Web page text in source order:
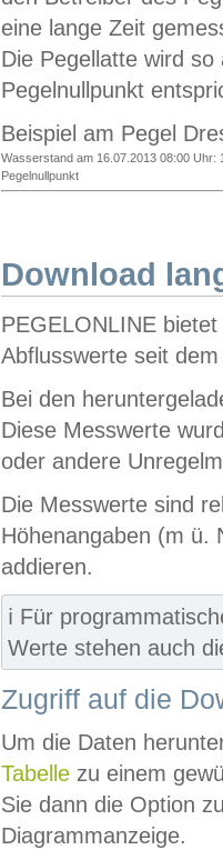
eine lange Zeit
Die Pegellatte wird
Pegelnullpunkt
Beispiel am Pegel
Wasserstand am 16.07.2013 08:00 Uhr:
Pegelnullpunkt
Download
PEGELONLINE
Abflusswerte seit
Bei den
Diese Messwerte
oder andere
Die Messwerte sind
Höhenangaben (m ü.
addieren.
ℹ️ Für
Werte stehen auch
Zugriff auf die
Um die Daten
Tabelle zu einem
Sie dann die Option
Diagrammanzeige.